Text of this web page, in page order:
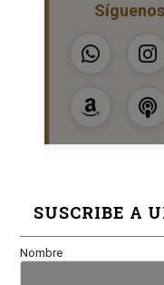
SUSCRIBE A
Nombre